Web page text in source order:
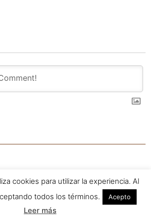
cookies para utilizar la experiencia. Al
todos los términos.
Acepto
Leer más